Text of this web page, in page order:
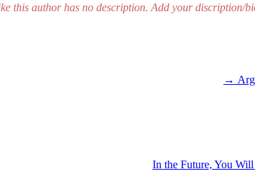
this author has no description. Add your discription/
→
In the Future, You